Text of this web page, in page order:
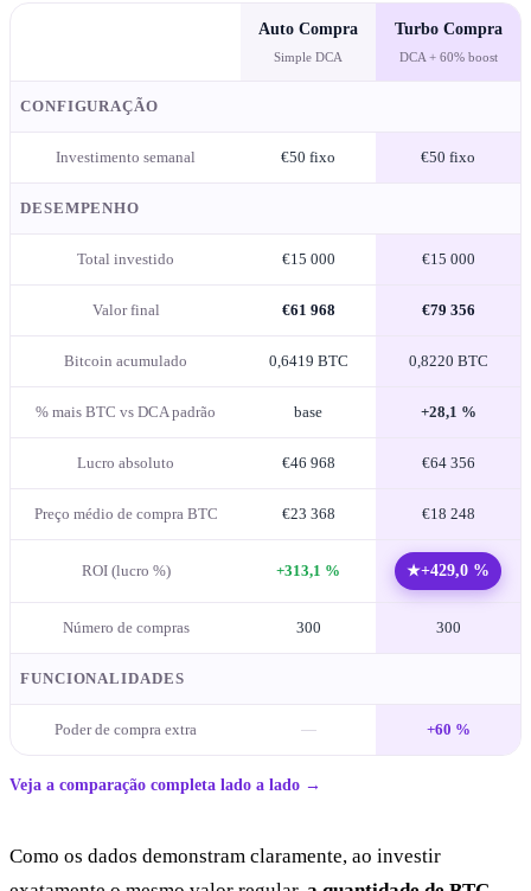
Auto Compra
Simple DCA
Turbo Compra
DCA + 60% boost
CONFIGURAÇÃO
Investimento semanal €50 fixo €50 fixo
DESEMPENHO
Total investido €15 000 €15 000
Valor final €61 968 €79 356
Bitcoin acumulado 0,6419 BTC 0,8220 BTC
% mais BTC vs DCA padrão base +28,1 %
Lucro absoluto €46 968 €64 356
Preço médio de compra BTC €23 368 €18 248
ROI (lucro %) +313,1 % ★+429,0 %
Número de compras 300 300
FUNCIONALIDADES
Poder de compra extra — +60 %
Veja a comparação completa lado a lado →
Como os dados demonstram claramente, ao investir